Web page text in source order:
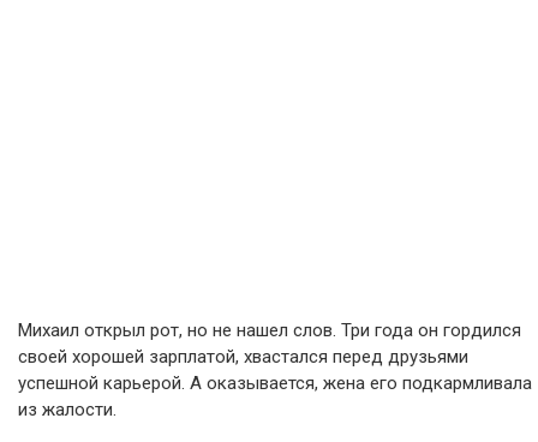
Михаил открыл рот, но не нашел слов. Три года он гордился
своей хорошей зарплатой, хвастался перед друзьями
успешной карьерой. А оказывается, жена его подкармливала
из жалости.